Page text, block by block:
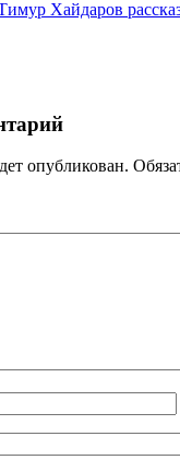
Хайдаров
опубликован.